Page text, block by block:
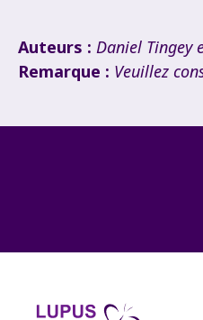
Auteurs : Daniel Tingey
Remarque : Veuillez